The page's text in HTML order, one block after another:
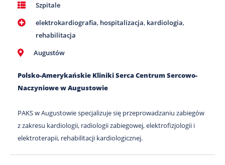
801
Szpitale
elektrokardiografia, hospitalizacja, kardiologia,
rehabilitacja
Augustów
Polsko-Amerykańskie Kliniki Serca Centrum Sercowo-
Naczyniowe w Augustowie
PAKS w Augustowie specjalizuje się przeprowadzaniu zabiegów
z zakresu kardiologii, radiologii zabiegowej, elektrofizjologii i
elektroterapii, rehabilitacji kardiologicznej.